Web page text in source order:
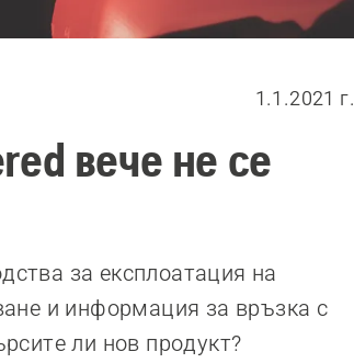
1.1.2021 г.
вече не се
за експлоатация на
и информация за връзка с
ли нов продукт?